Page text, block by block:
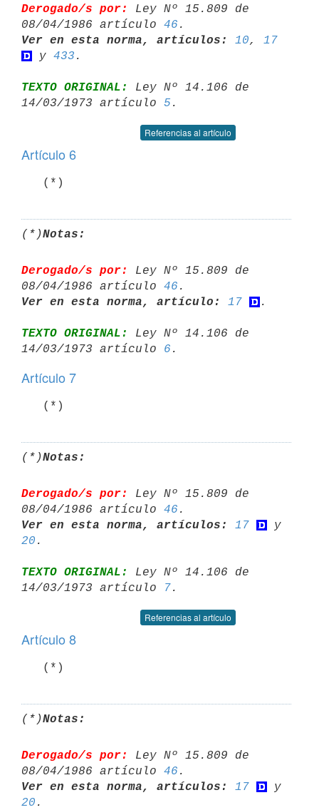
Derogado/s por:
Ley Nº 15.809 de
08/04/1986 artículo 46
Ver en esta norma, artículos:
10, 17
y 433
TEXTO ORIGINAL:
Ley Nº 14.106 de
14/03/1973 artículo 5
Referencias al artículo
Artículo 6
(*)Notas:
Derogado/s por:
Ley Nº 15.809 de
08/04/1986 artículo 46
Ver en esta norma, artículo:
17
TEXTO ORIGINAL:
Ley Nº 14.106 de
14/03/1973 artículo 6
Artículo 7
(*)Notas:
Derogado/s por:
Ley Nº 15.809 de
08/04/1986 artículo 46
Ver en esta norma, artículos:
17
20
TEXTO ORIGINAL:
Ley Nº 14.106 de
14/03/1973 artículo
7
Referencias al artículo
Artículo 8
(*)Notas:
Derogado/s por:
Ley Nº 15.809 de
08/04/1986 artículo 46
Ver en esta norma, artículos:
17
20